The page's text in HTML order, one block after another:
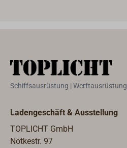
Schiffsausrüstung | Werftausrüstung
Ladengeschäft & Ausstellung
TOPLICHT GmbH
Notkestr. 97